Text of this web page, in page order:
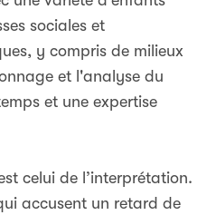
sociales et
y compris de milieux
et l'analyse du
et une expertise
celui de l’interprétation.
accusent un retard de